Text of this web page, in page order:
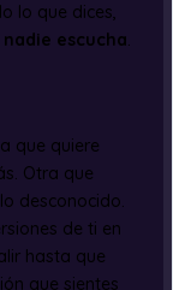
lo que dices,
escucha.
que quiere
Otra que
desconocido.
de ti en
hasta que
que sientes